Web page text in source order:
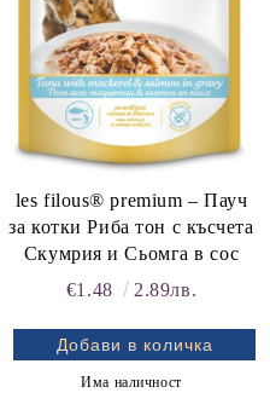
les filous® premium – Пауч
за котки Риба тон с късчета
Скумрия и Сьомга в сос
€1.48
2.89лв.
Има наличност